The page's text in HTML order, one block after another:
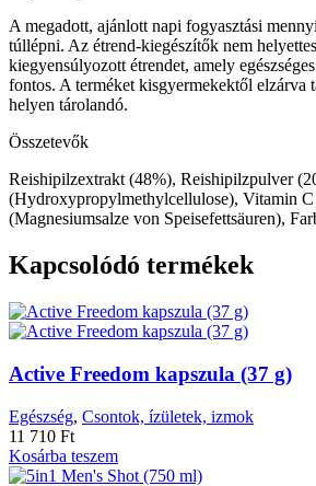
A megadott, ajánlott napi fogyasztási
túllépni. Az étrend-kiegészítők nem
kiegyensúlyozott étrendet, amely
fontos. A terméket kisgyermekektől elzárva
helyen tárolandó.
Összetevők
Reishipilzextrakt (48%), Reishipilzpulver
(Hydroxypropylmethylcellulose), Vitamin
(Magnesiumsalze von Speisefettsäuren),
Kapcsolódó termékek
Active Freedom kapszula (37 g)
Egészség, Csontok, ízületek, izmok
11 710 Ft
Kosárba teszem